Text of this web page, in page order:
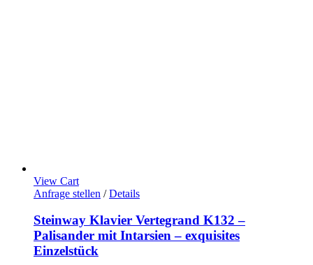
View Cart
Anfrage stellen / Details
Steinway Klavier Vertegrand K132 –
Palisander mit Intarsien – exquisites
Einzelstück